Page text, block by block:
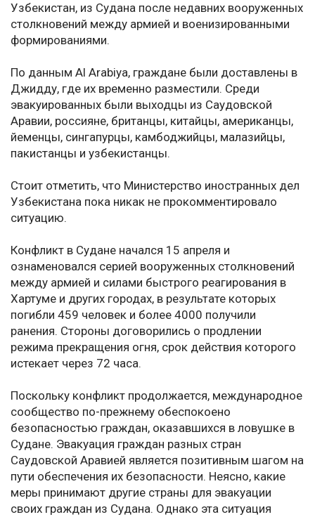
Узбекистан, из Судана после недавних вооруженных
столкновений между армией и военизированными
формированиями.
По данным Al Arabiya, граждане были доставлены в
Джидду, где их временно разместили. Среди
эвакуированных были выходцы из Саудовской
Аравии, россияне, британцы, китайцы, американцы,
йеменцы, сингапурцы, камбоджийцы, малазийцы,
пакистанцы и узбекистанцы.
Стоит отметить, что Министерство иностранных дел
Узбекистана пока никак не прокомментировало
ситуацию.
Конфликт в Судане начался 15 апреля и
ознаменовался серией вооруженных столкновений
между армией и силами быстрого реагирования в
Хартуме и других городах, в результате которых
погибли 459 человек и более 4000 получили
ранения. Стороны договорились о продлении
режима прекращения огня, срок действия которого
истекает через 72 часа.
Поскольку конфликт продолжается, международное
сообщество по-прежнему обеспокоено
безопасностью граждан, оказавшихся в ловушке в
Судане. Эвакуация граждан разных стран
Саудовской Аравией является позитивным шагом на
пути обеспечения их безопасности. Неясно, какие
меры принимают другие страны для эвакуации
своих граждан из Судана. Однако эта ситуация